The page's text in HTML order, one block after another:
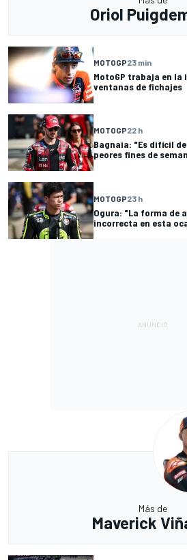
Oriol
MOTOGP23 min
MotoGP trabaja en
ventanas de fichajes
MOTOGP22 h
Bagnaia: "Es difícil
peores fines de
MOTOGP23 h
Ogura: "La forma de
incorrecta en esta
Más de
Maverick